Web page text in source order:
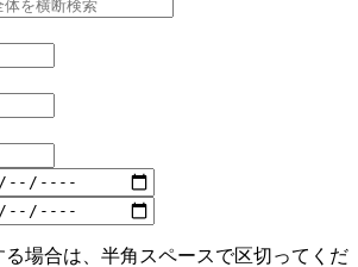
場合は、半角スペースで区切ってくだ